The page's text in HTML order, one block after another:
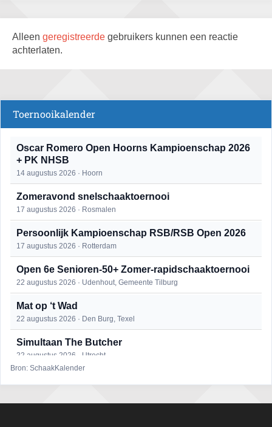
Alleen geregistreerde gebruikers kunnen een reactie
achterlaten.
Toernooikalender
Oscar Romero Open Hoorns Kampioenschap 2026
+ PK NHSB
14 augustus 2026 · Hoorn
Zomeravond snelschaaktoernooi
17 augustus 2026 · Rosmalen
Persoonlijk Kampioenschap RSB/RSB Open 2026
17 augustus 2026 · Rotterdam
Open 6e Senioren-50+ Zomer-rapidschaaktoernooi
22 augustus 2026 · Udenhout, Gemeente Tilburg
Mat op ‘t Wad
22 augustus 2026 · Den Burg, Texel
Simultaan The Butcher
22 augustus 2026 · Utrecht
Bron: SchaakKalender